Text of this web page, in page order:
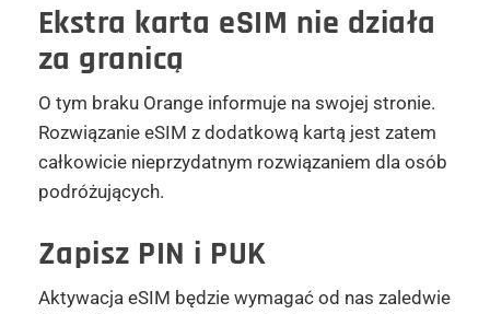
Ekstra karta eSIM nie działa
za granicą
O tym braku Orange informuje na swojej stronie.
Rozwiązanie eSIM z dodatkową kartą jest zatem
całkowicie nieprzydatnym rozwiązaniem dla osób
podróżujących.
Zapisz PIN i PUK
Aktywacja eSIM będzie wymagać od nas zaledwie